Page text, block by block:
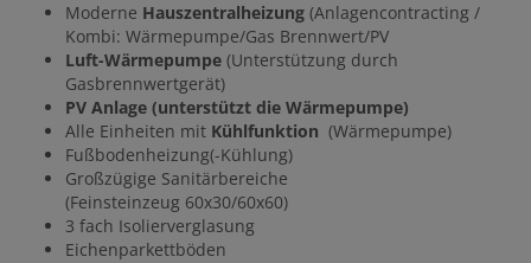
Moderne Hauszentralheizung (Anlagencontracting /
Kombi: Wärmepumpe/Gas Brennwert/PV
Luft-Wärmepumpe (Unterstützung durch
Gasbrennwertgerät)
PV Anlage (unterstützt die Wärmepumpe)
Alle Einheiten mit Kühlfunktion (Wärmepumpe)
Fußbodenheizung(-Kühlung)
Großzügige Sanitärbereiche
(Feinsteinzeug 60x30/60x60)
3 fach Isolierverglasung
Eichenparkettböden